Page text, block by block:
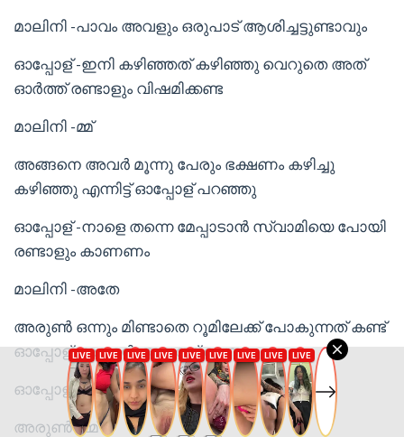
മാലിനി -പാവം അവളും ഒരുപാട് ആശിച്ചട്ടുണ്ടാവും
ഓപ്പോള് -ഇനി കഴിഞ്ഞത് കഴിഞ്ഞു വെറുതെ അത്
ഓർത്ത് രണ്ടാളും വിഷമിക്കണ്ട
മാലിനി -മ്മ്
അങ്ങനെ അവർ മൂന്നു പേരും ഭക്ഷണം കഴിച്ചു
കഴിഞ്ഞു എന്നിട്ട് ഓപ്പോള് പറഞ്ഞു
ഓപ്പോള് -നാളെ തന്നെ മേപ്പാടാൻ സ്വാമിയെ പോയി
രണ്ടാളും കാണണം
മാലിനി -അതേ
അരുൺ ഒന്നും മിണ്ടാതെ റൂമിലേക്ക് പോകുന്നത് കണ്ട്
ഓപ്പോള് അവന്റെ അടുത്ത് ചെന്നു
ഓപ്പോള് -നീ കേട്ടില്ലേ പറഞ്ഞത്
അരുൺ -മ്മ്